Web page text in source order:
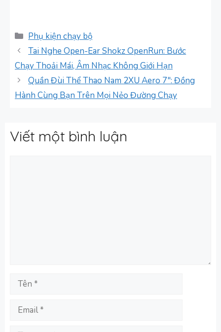
Danh
mục
Phụ kiện chạy bộ
Tai Nghe Open-Ear Shokz OpenRun: Bước
Chạy Thoải Mái, Âm Nhạc Không Giới Hạn
Quần Đùi Thể Thao Nam 2XU Aero 7″: Đồng
Hành Cùng Bạn Trên Mọi Nẻo Đường Chạy
Viết một bình luận
Tên
Email